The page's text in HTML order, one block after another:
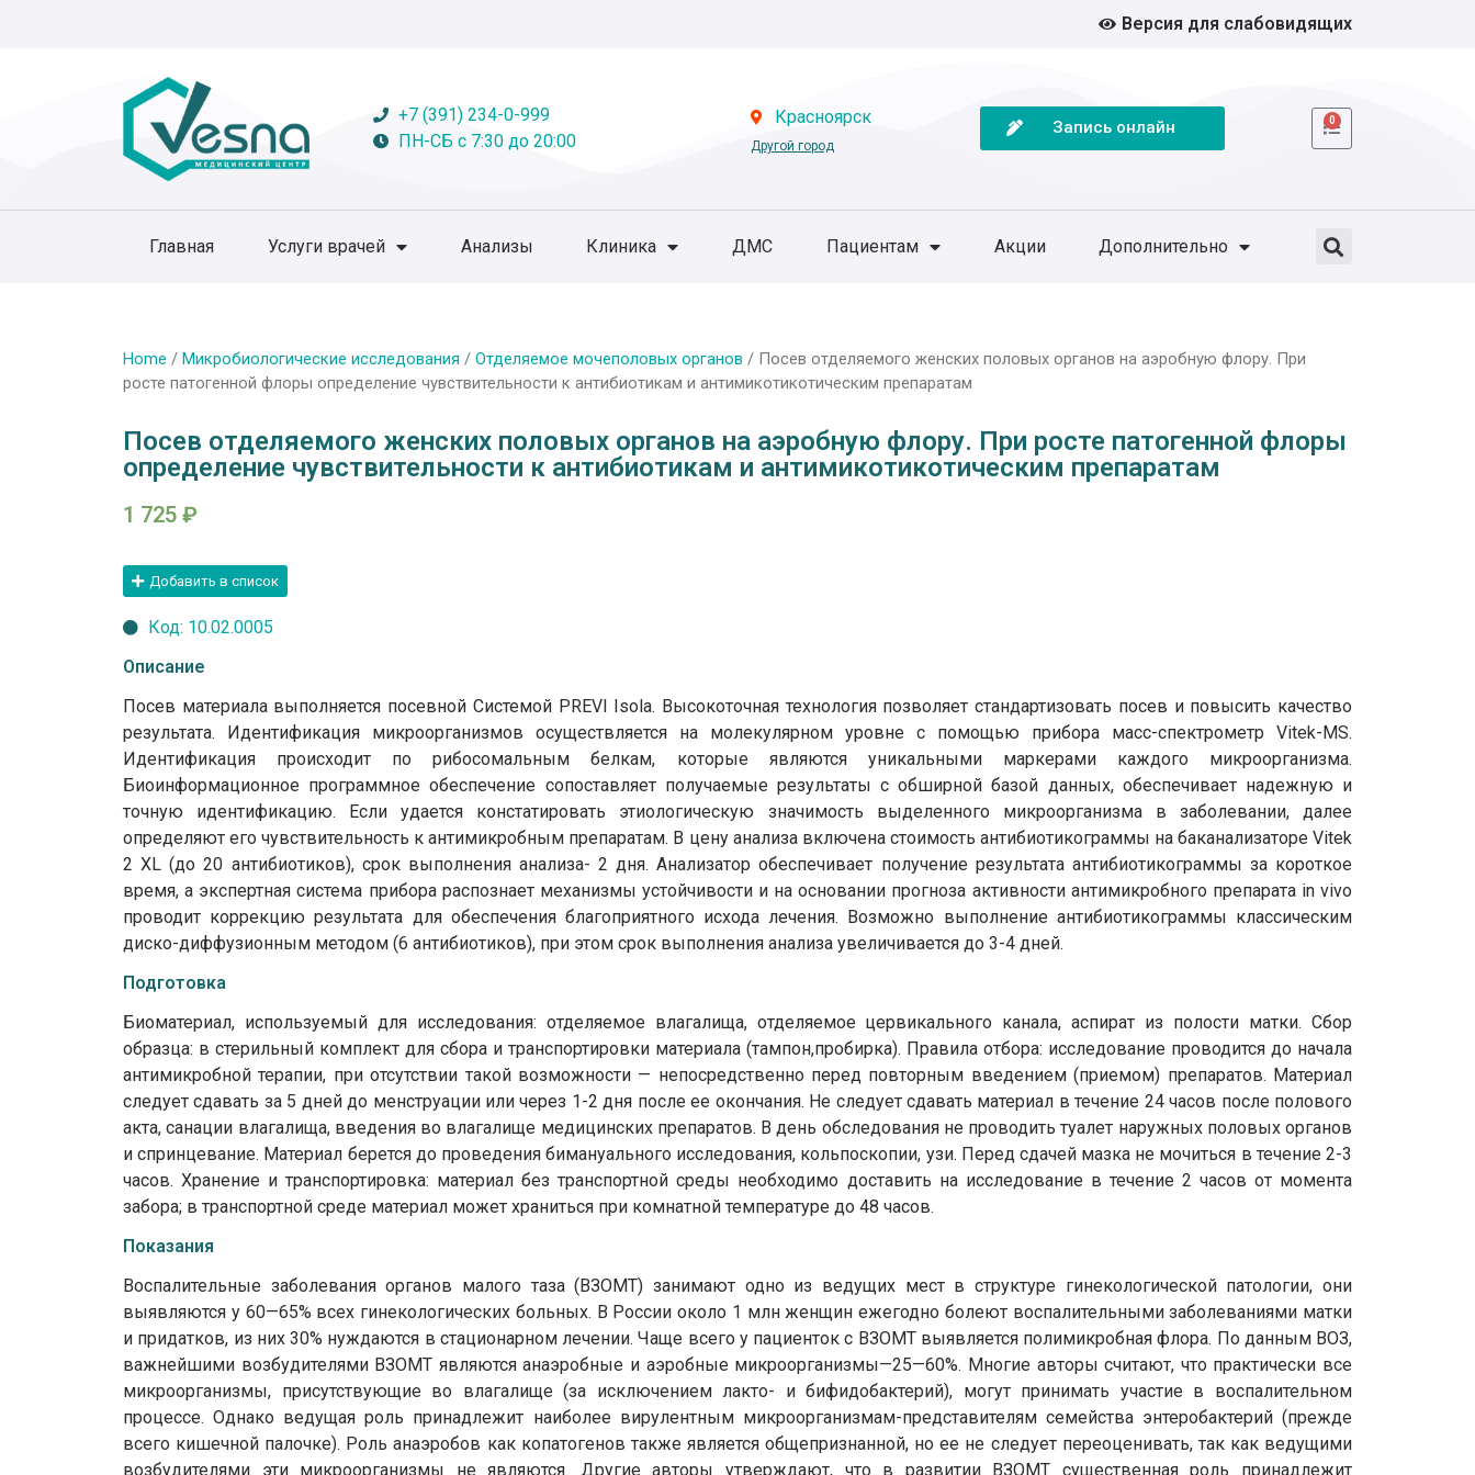
Версия для слабовидящих
+7 (391) 234-0-999
ПН-СБ с 7:30 до 20:00
Красноярск
Другой город
Запись онлайн 0
Главная Услуги врачей Анализы Клиника ДМС Пациентам Акции Дополнительно
Home / Микробиологические исследования / Отделяемое мочеполовых органов / Посев отделяемого женских половых органов на аэробную флору. При
росте патогенной флоры определение чувствительности к антибиотикам и антимикотикотическим препаратам
Посев отделяемого женских половых органов на аэробную флору. При росте патогенной флоры
определение чувствительности к антибиотикам и антимикотикотическим препаратам
1 725 ₽
Добавить в список
Код: 10.02.0005
Описание
Посев материала выполняется посевной Системой PREVI Isola. Высокоточная технология позволяет стандартизовать посев и повысить качество
результата. Идентификация микроорганизмов осуществляется на молекулярном уровне с помощью прибора масс-спектрометр Vitek-MS.
Идентификация происходит по рибосомальным белкам, которые являются уникальными маркерами каждого микроорганизма.
Биоинформационное программное обеспечение сопоставляет получаемые результаты с обширной базой данных, обеспечивает надежную и
точную идентификацию. Если удается констатировать этиологическую значимость выделенного микроорганизма в заболевании, далее
определяют его чувствительность к антимикробным препаратам. В цену анализа включена стоимость антибиотикограммы на баканализаторе Vitek
2 XL (до 20 антибиотиков), срок выполнения анализа- 2 дня. Анализатор обеспечивает получение результата антибиотикограммы за короткое
время, а экспертная система прибора распознает механизмы устойчивости и на основании прогноза активности антимикробного препарата in vivo
проводит коррекцию результата для обеспечения благоприятного исхода лечения. Возможно выполнение антибиотикограммы классическим
диско-диффузионным методом (6 антибиотиков), при этом срок выполнения анализа увеличивается до 3-4 дней.
Подготовка
Биоматериал, используемый для исследования: отделяемое влагалища, отделяемое цервикального канала, аспират из полости матки. Сбор
образца: в стерильный комплект для сбора и транспортировки материала (тампон,пробирка). Правила отбора: исследование проводится до начала
антимикробной терапии, при отсутствии такой возможности — непосредственно перед повторным введением (приемом) препаратов. Материал
следует сдавать за 5 дней до менструации или через 1-2 дня после ее окончания. Не следует сдавать материал в течение 24 часов после полового
акта, санации влагалища, введения во влагалище медицинских препаратов. В день обследования не проводить туалет наружных половых органов
и спринцевание. Материал берется до проведения бимануального исследования, кольпоскопии, узи. Перед сдачей мазка не мочиться в течение 2-3
часов. Хранение и транспортировка: материал без транспортной среды необходимо доставить на исследование в течение 2 часов от момента
забора; в транспортной среде материал может храниться при комнатной температуре до 48 часов.
Показания
Воспалительные заболевания органов малого таза (ВЗОМТ) занимают одно из ведущих мест в структуре гинекологической патологии, они
выявляются у 60—65% всех гинекологических больных. В России около 1 млн женщин ежегодно болеют воспалительными заболеваниями матки
и придатков, из них 30% нуждаются в стационарном лечении. Чаще всего у пациенток с ВЗОМТ выявляется полимикробная флора. По данным ВОЗ,
важнейшими возбудителями ВЗОМТ являются анаэробные и аэробные микроорганизмы—25—60%. Многие авторы считают, что практически все
микроорганизмы, присутствующие во влагалище (за исключением лакто- и бифидобактерий), могут принимать участие в воспалительном
процессе. Однако ведущая роль принадлежит наиболее вирулентным микроорганизмам-представителям семейства энтеробактерий (прежде
всего кишечной палочке). Роль анаэробов как копатогенов также является общепризнанной, но ее не следует переоценивать, так как ведущими
возбудителями эти микроорганизмы не являются. Другие авторы утверждают, что в развитии ВЗОМТ существенная роль принадлежит